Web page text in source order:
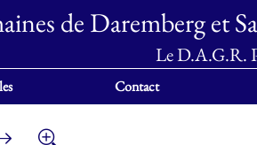
de Daremberg et
Le D.A.G.R.
Contact